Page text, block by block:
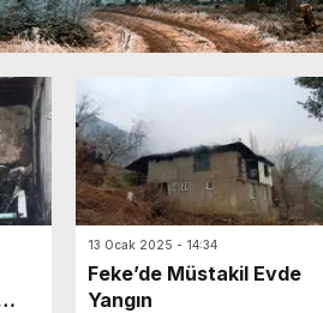
13 Ocak 2025 - 14:34
Feke’de Müstakil Evde
Yangın